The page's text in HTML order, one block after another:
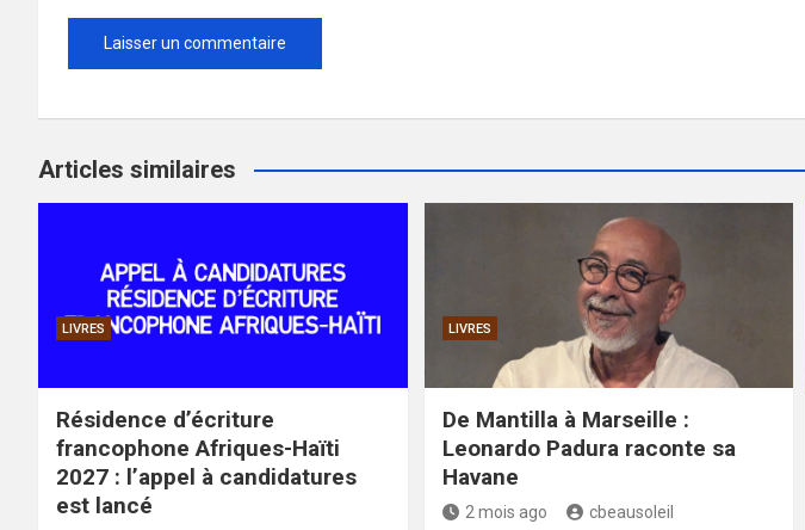
Articles similaires
LIVRES
Résidence d’écriture
francophone Afriques-Haïti
2027 : l’appel à candidatures
est lancé
LIVRES
De Mantilla à Marseille :
Leonardo Padura raconte sa
Havane
2 mois ago cbeausoleil